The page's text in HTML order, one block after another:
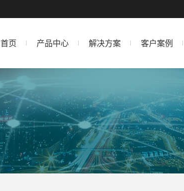
首页 产品中心 解决方案 客户案例